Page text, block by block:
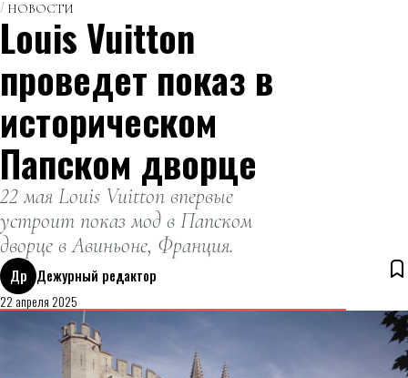
НОВОСТИ
Louis Vuitton
проведет показ в
историческом
Папском дворце
22 мая Louis Vuitton впервые
устроит показ мод в Папском
дворце в Авиньоне, Франция.
Др Дежурный редактор
22 апреля 2025